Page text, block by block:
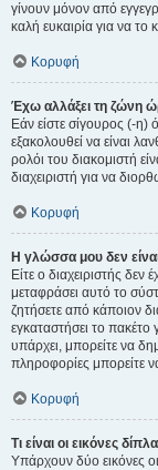
γίνουν μόνον από
καλή ευκαιρία για να το
Κορυφή
Έχω αλλάξει τη ζώνη
Εάν είστε σίγουρος (-η)
εξακολουθεί να είναι
ρολόι του διακομιστή
διαχειριστή για να
Κορυφή
Η γλώσσα μου δεν
Είτε ο διαχειριστής δεν
μεταφράσει αυτό το
ζητήσετε από κάποιον
εγκαταστήσει το
υπάρχει, μπορείτε να
πληροφορίες μπορείτε
Κορυφή
Τι είναι οι εικόνες
Υπάρχουν δύο εικόνες